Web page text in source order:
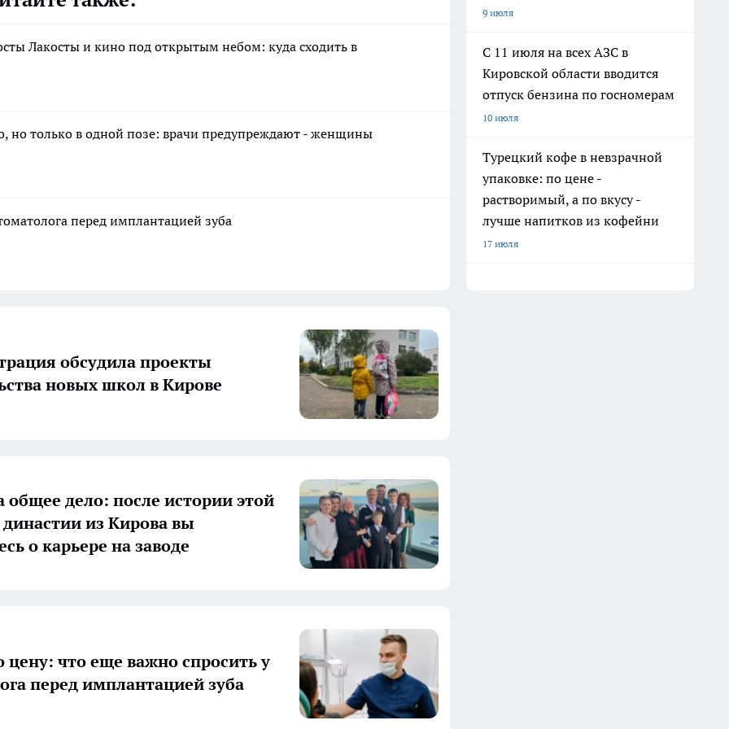
Лакосты и кино под открытым небом: куда сходить в
но только в одной позе: врачи предупреждают - женщины
перед имплантацией зуба
9 июля
С 11 июля на всех АЗС в
Кировской области вводится
отпуск бензина по госномерам
10 июля
Турецкий кофе в невзрачной
упаковке: по цене -
растворимый, а по вкусу -
лучше напитков из кофейни
17 июля
обсудила проекты
новых школ в Кирове
общее дело: после истории этой
из Кирова вы
о карьере на заводе
цену: что еще важно спросить у
перед имплантацией зуба